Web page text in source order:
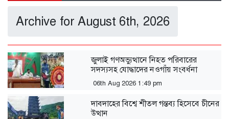
Archive for August 6th, 2026
জুলাই গণঅভ্যুত্থানে নিহত পরিবারের
সদস্যসহ যোদ্ধাদের নওগাঁয় সংবর্ধনা
06th Aug 2026 1:49 pm
দাবদাহের বিশ্বে শীতল গন্তব্য হিসেবে চীনের
উত্থান